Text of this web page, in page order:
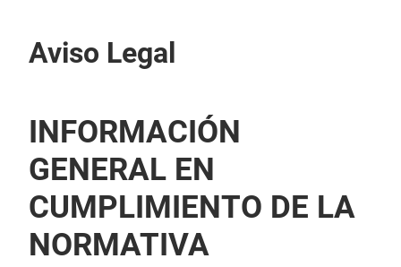
Aviso Legal
INFORMACIÓN
GENERAL EN
CUMPLIMIENTO DE LA
NORMATIVA